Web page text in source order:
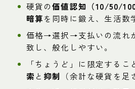
硬貨の価値認知（10/50/
暗算を同時に鍛え、生活数
価格→選択→支払いの流れ
致し、般化しやすい。
「ちょうど」に限定するこ
索 と 抑制
（余計な硬貨を足